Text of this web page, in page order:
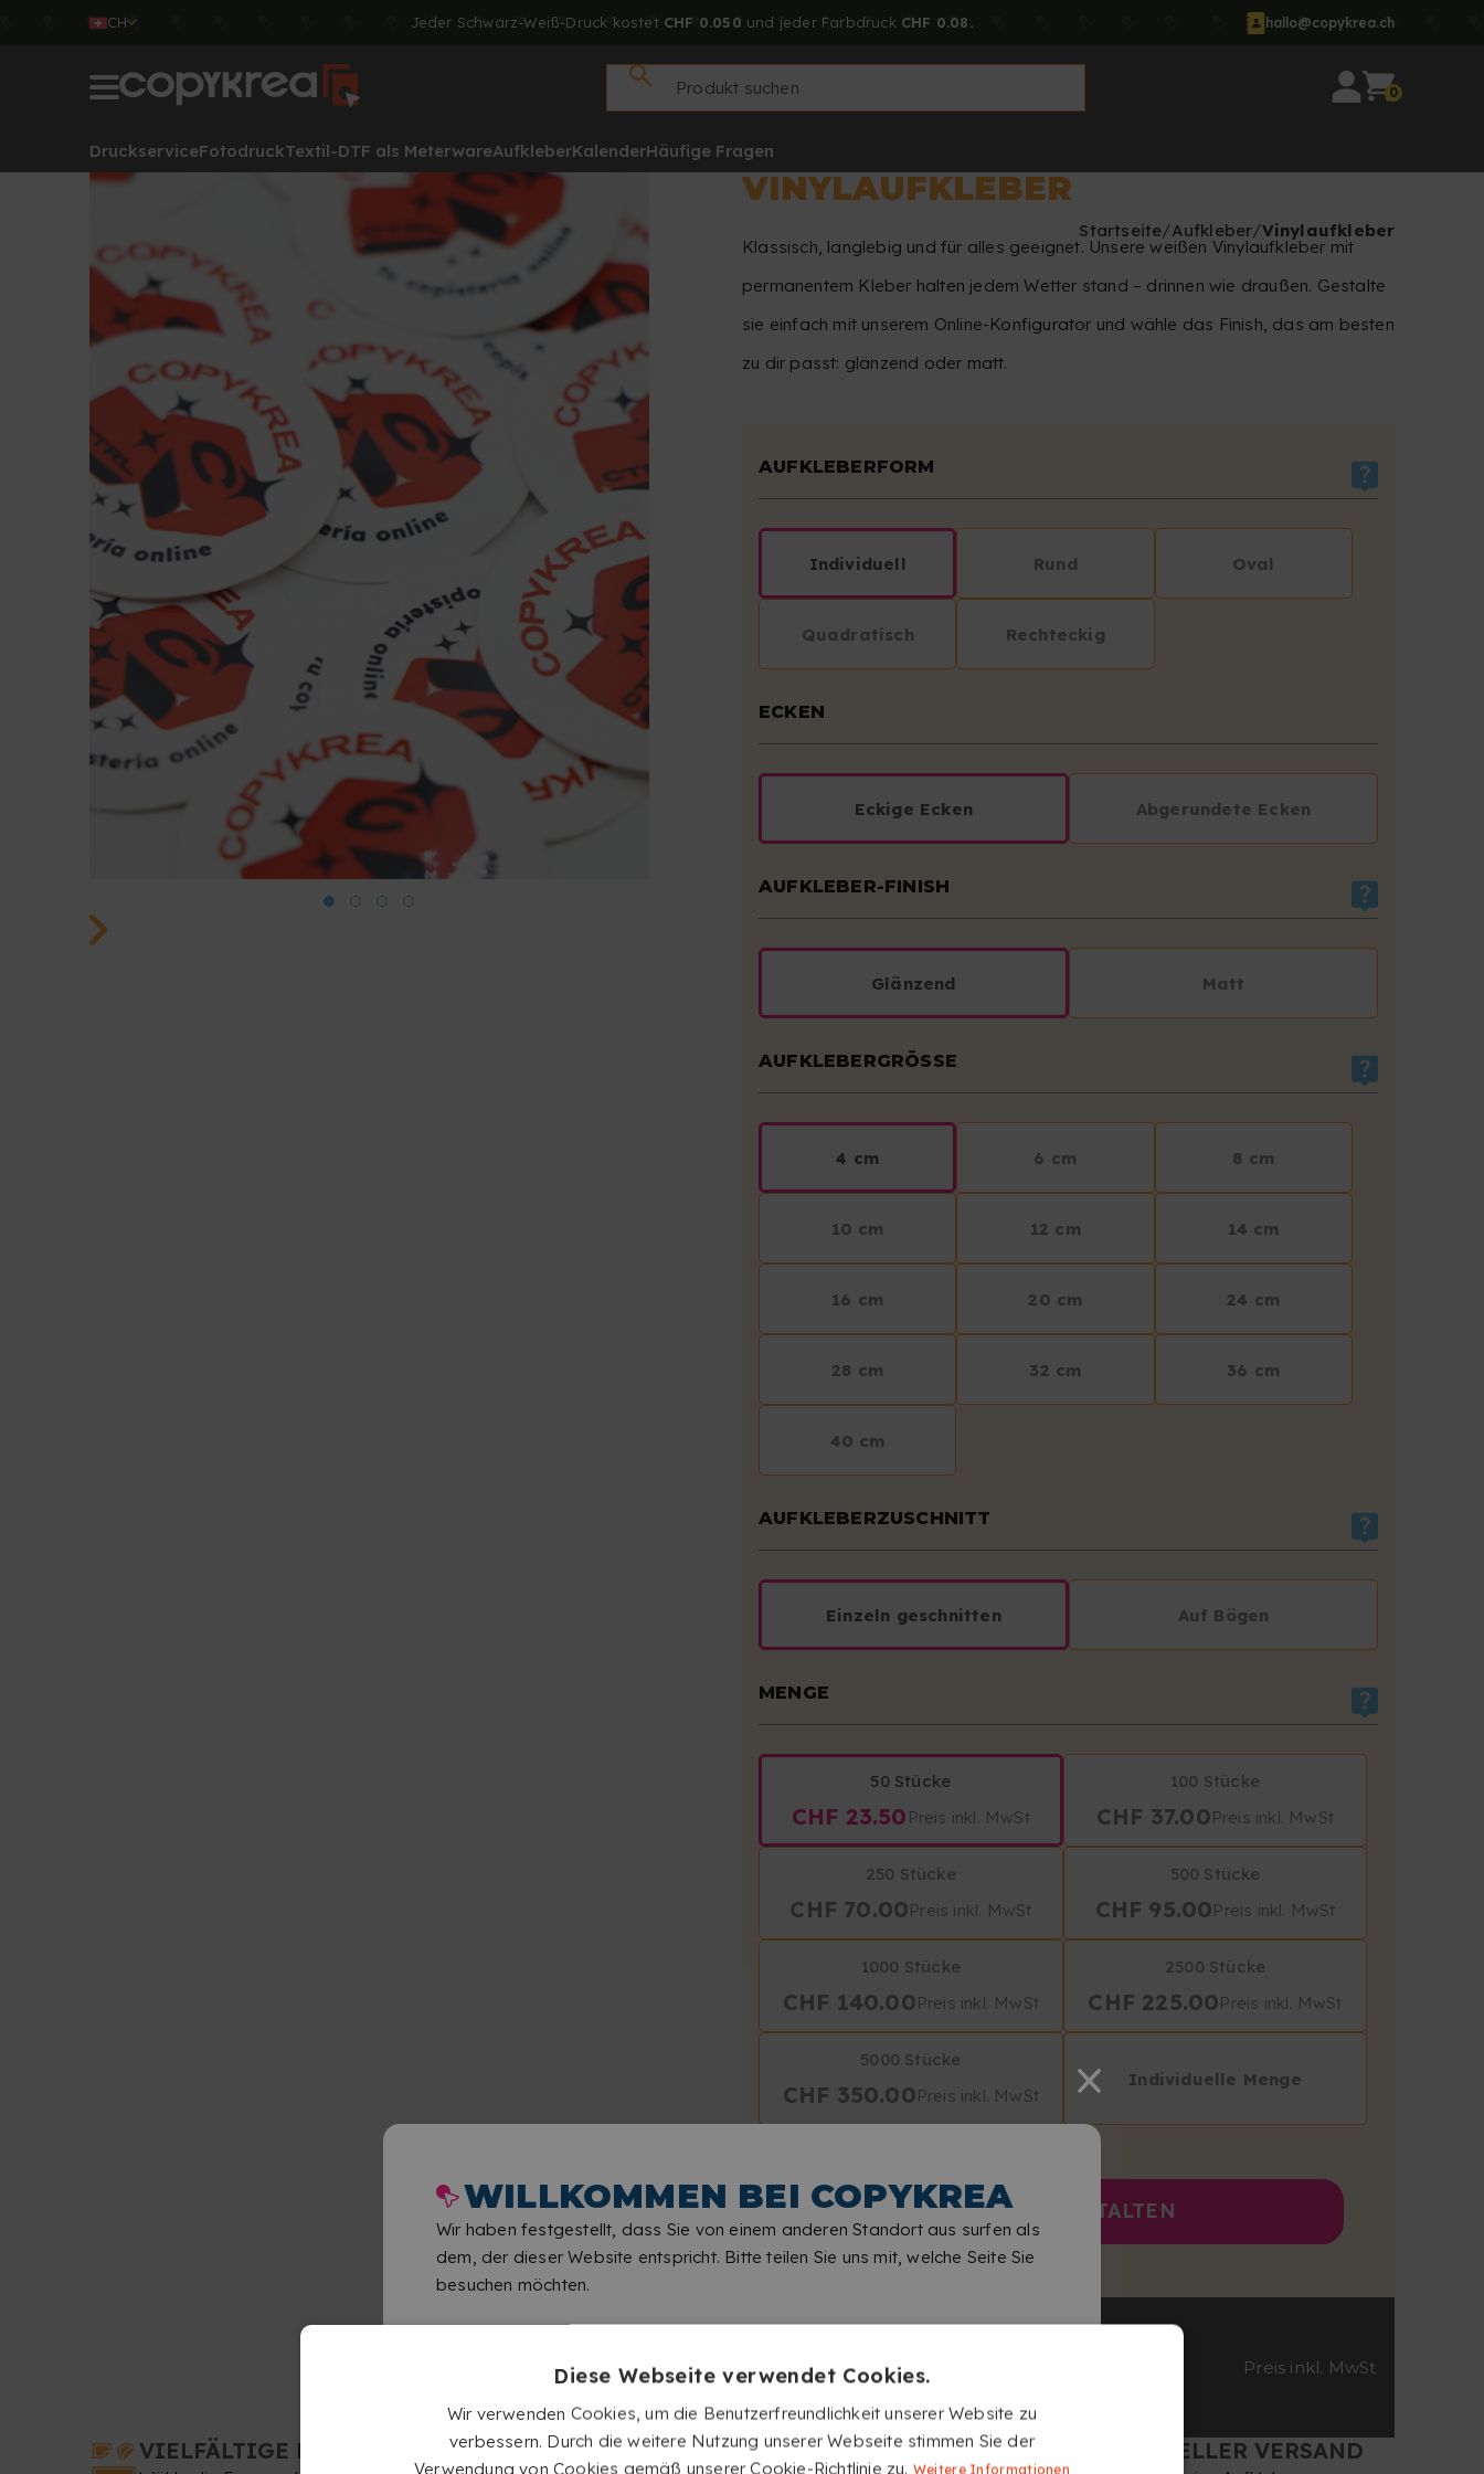
WILLKOMMEN BEI COPYKREA
Wir haben festgestellt, dass Sie von einem anderen Standort aus surfen als
dem, der dieser Website entspricht. Bitte teilen Sie uns mit, welche Seite Sie
besuchen möchten.
CH Jeder Schwarz-Weiß-Druck kostet CHF 0.050 und jeder Farbdruck CHF 0.08. hallo@copykrea.ch
0
DruckserviceFotodruckTextil-DTF als MeterwareAufkleberKalenderHäufige Fragen
Startseite Aufkleber Vinylaufkleber
VINYLAUFKLEBER
Klassisch, langlebig und für alles geeignet. Unsere weißen Vinylaufkleber mit
permanentem Kleber halten jedem Wetter stand – drinnen wie draußen. Gestalte
sie einfach mit unserem Online-Konfigurator und wähle das Finish, das am besten
zu dir passt: glänzend oder matt.
AUFKLEBERFORM
Individuell Rund Oval
Quadratisch Rechteckig
ECKEN
Eckige Ecken Abgerundete Ecken
AUFKLEBER-FINISH
Glänzend Matt
AUFKLEBERGRÖSSE
4 cm 6 cm 8 cm
10 cm 12 cm 14 cm
16 cm 20 cm 24 cm
28 cm 32 cm 36 cm
40 cm
AUFKLEBERZUSCHNITT
Einzeln geschnitten Auf Bögen
MENGE
50 Stücke
CHF 23.50 Preis inkl. MwSt
100 Stücke
CHF 37.00Preis inkl. MwSt
250 Stücke
CHF 70.00Preis inkl. MwSt
500 Stücke
CHF 95.00Preis inkl. MwSt
1000 Stücke
CHF 140.00Preis inkl. MwSt
2500 Stücke
CHF 225.00Preis inkl. MwSt
5000 Stücke
CHF 350.00Preis inkl. MwSt
Individuelle Menge
ONLINE GESTALTEN
Gesamtsumme der Bestellung Preis inkl. MwSt
VIELFÄLTIGE FORMEN
GROSSE M
SCHNELLER VERSAND
Diese Webseite verwendet Cookies.
Wir verwenden Cookies, um die Benutzerfreundlichkeit unserer Website zu
verbessern. Durch die weitere Nutzung unserer Webseite stimmen Sie der
Verwendung von Cookies gemäß unserer Cookie-Richtlinie zu. Weitere Informationen